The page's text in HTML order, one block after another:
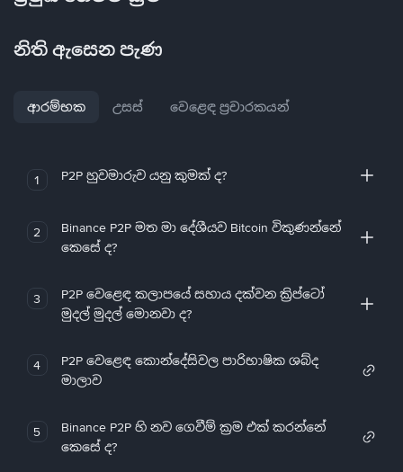
නිති ඇසෙන පැණ
ආරම්භක උසස් වෙළෙඳ ප්‍රචාරකයන්
1 P2P හුවමාරුව යනු කුමක් ද?
2
Binance P2P මත මා දේශීයව Bitcoin විකුණන්නේ
කෙසේ ද?
3
P2P වෙළෙඳ කලාපයේ සහාය දක්වන ක්‍රිප්ටෝ
මුදල් මුදල් මොනවා ද?
4
P2P වෙළෙඳ කොන්දේසිවල පාරිභාෂික ශබ්ද
මාලාව
5
Binance P2P හි නව ගෙවීම් ක්‍රම එක් කරන්නේ
කෙසේ ද?